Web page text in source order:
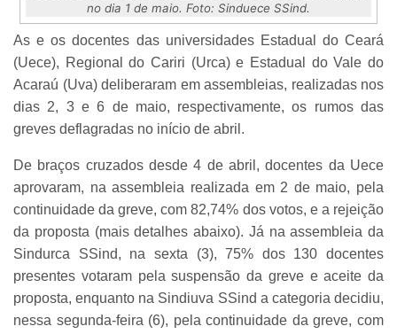
no dia 1 de maio. Foto: Sinduece SSind.
As e os docentes das universidades Estadual do Ceará
(Uece), Regional do Cariri (Urca) e Estadual do Vale do
Acaraú (Uva) deliberaram em assembleias, realizadas nos
dias 2, 3 e 6 de maio, respectivamente, os rumos das
greves deflagradas no início de abril.
De braços cruzados desde 4 de abril, docentes da Uece
aprovaram, na assembleia realizada em 2 de maio, pela
continuidade da greve, com 82,74% dos votos, e a rejeição
da proposta (mais detalhes abaixo). Já na assembleia da
Sindurca SSind, na sexta (3), 75% dos 130 docentes
presentes votaram pela suspensão da greve e aceite da
proposta, enquanto na Sindiuva SSind a categoria decidiu,
nessa segunda-feira (6), pela continuidade da greve, com